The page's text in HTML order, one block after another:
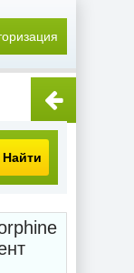
Найти